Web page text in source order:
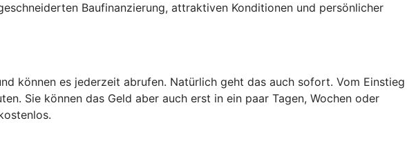
Baufinanzierung, attraktiven Konditionen und persönlicher
können es jederzeit abrufen. Natürlich geht das auch sofort. Vom Einstieg
Sie können das Geld aber auch erst in ein paar Tagen, Wochen oder